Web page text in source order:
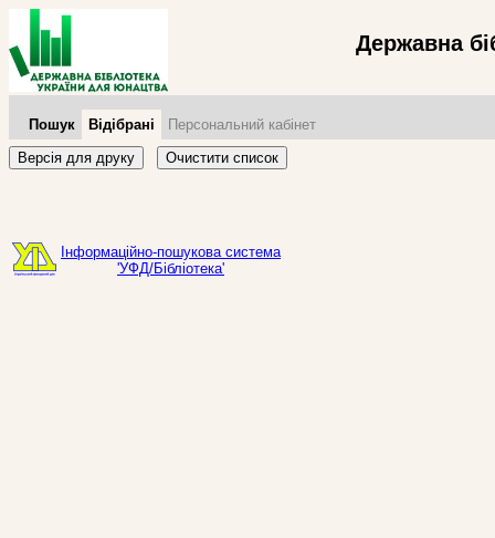
Державна
Пошук Відібрані
Персональний кабінет
Версія для друку
Очистити список
Інформаційно-пошукова система
'УФД/Бібліотека'